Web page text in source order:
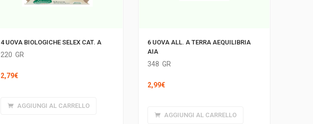
4 UOVA BIOLOGICHE SELEX CAT. A
220 GR
2,79€
AGGIUNGI AL CARRELLO
6 UOVA ALL. A TERRA AEQUILIBRIA
AIA
348 GR
2,99€
AGGIUNGI AL CARRELLO